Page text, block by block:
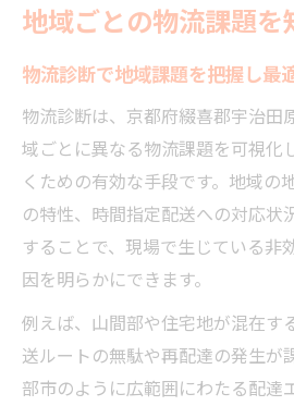
地域ごとの物流課題を
物流診断で地域課題を把握し最
物流診断は、京都府綴喜郡宇治田
域ごとに異なる物流課題を可視化
くための有効な手段です。地域の
の特性、時間指定配送への対応状
することで、現場で生じている非
因を明らかにできます。
例えば、山間部や住宅地が混在す
送ルートの無駄や再配達の発生が
部市のように広範囲にわたる配達